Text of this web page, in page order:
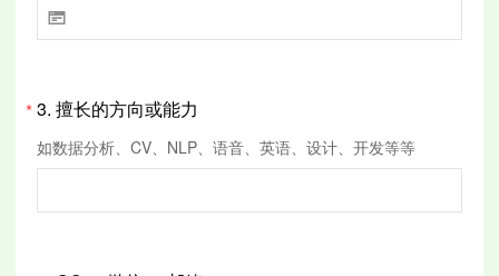

*3. 擅长的方向或能力
如数据分析、CV、NLP、语音、英语、设计、开发等等